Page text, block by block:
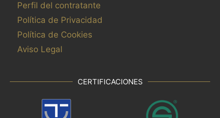
Perfil del contratante
Política de Privacidad
Política de Cookies
Aviso Legal
CERTIFICACIONES